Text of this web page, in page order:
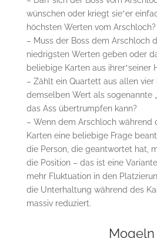
wünschen oder kriegt sie*er
höchsten Werten vom Arschloch?
– Muss der Boss dem Arschloch
niedrigsten Werten geben oder
beliebige Karten aus ihrer*seiner
– Zählt ein Quartett aus allen vier
demselben Wert als sogenannte
das Ass übertrumpfen kann?
– Wenn dem Arschloch während
Karten eine beliebige Frage
die Person, die geantwortet hat,
die Position – das ist eine
mehr Fluktuation in den
die Unterhaltung während des
massiv reduziert.
Mogeln